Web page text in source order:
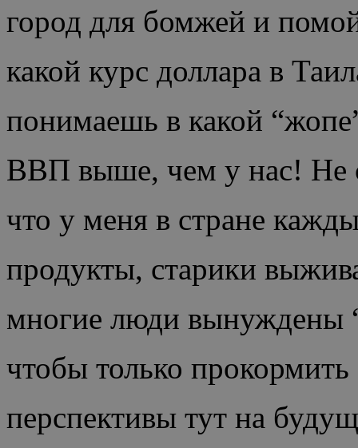
город для бомжей и
какой курс доллара в
понимаешь в какой
ВВП выше, чем у нас! Не
что у меня в стране
продукты, старики
многие люди вынуждены
чтобы только
перспективы тут на